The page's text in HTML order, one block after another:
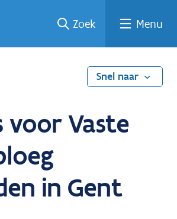
Zoek Menu
Snel naar
voor Vaste
in Gent